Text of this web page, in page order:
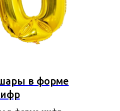
в форме